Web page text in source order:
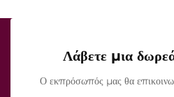
Λάβετε μια
Ο εκπρόσωπός μας θα